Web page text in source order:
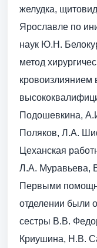
желудка,
Ярославле по
наук Ю.Н.
метод
кровоизлиянием
Подошевкина,
Поляков, Л.А.
Цеханская
Л.А. Муравьева,
Первыми
отделении были
сестры В.В.
Криушина, Н.В.